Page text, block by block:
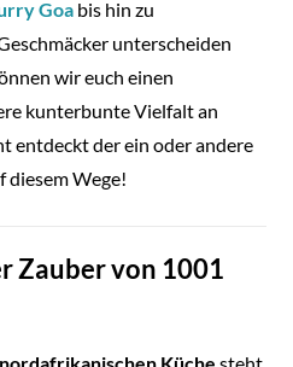
Goa bis hin zu
unterscheiden
wir euch einen
kunterbunte Vielfalt an
entdeckt der ein oder andere
diesem Wege!
Zauber von 1001